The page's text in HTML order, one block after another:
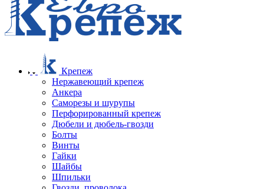
Крепеж
Нержавеющий крепеж
Анкера
Саморезы и шурупы
Перфорированный крепеж
Дюбели и дюбель-гвозди
Болты
Винты
Гайки
Шайбы
Шпильки